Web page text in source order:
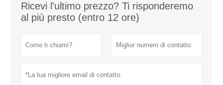
Ricevi l'ultimo prezzo? Ti risponderemo
al più presto (entro 12 ore)